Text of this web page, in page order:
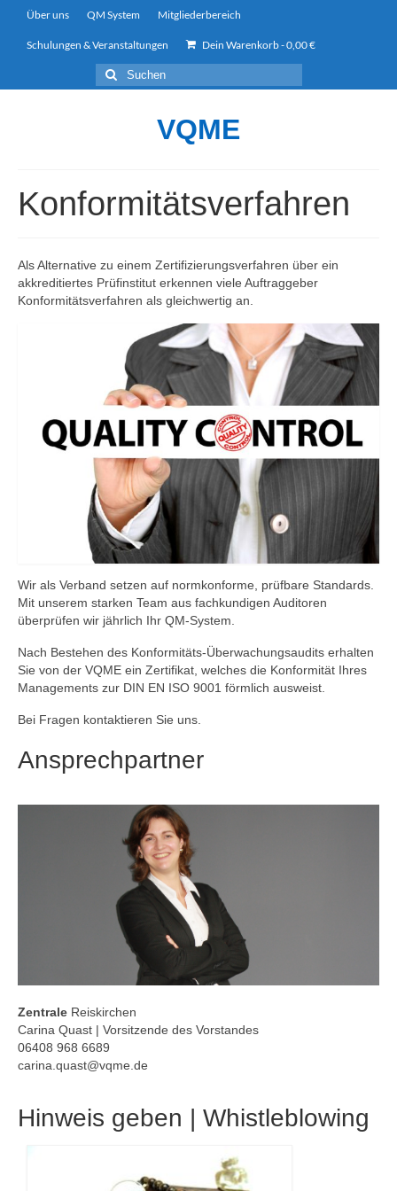
Über uns QM System Mitgliederbereich
Schulungen & Veranstaltungen Dein Warenkorb-0,00€
Suchen
nach:
VQME
Konformitätsverfahren
Als Alternative zu einem Zertifizierungsverfahren über ein
akkreditiertes Prüfinstitut erkennen viele Auftraggeber
Konformitätsverfahren als gleichwertig an.
Wir als Verband setzen auf normkonforme, prüfbare Standards.
Mit unserem starken Team aus fachkundigen Auditoren
überprüfen wir jährlich Ihr QM-System.
Nach Bestehen des Konformitäts-Überwachungsaudits erhalten
Sie von der VQME ein Zertifikat, welches die Konformität Ihres
Managements zur DIN EN ISO 9001 förmlich ausweist.
Bei Fragen kontaktieren Sie uns.
Ansprechpartner
Zentrale Reiskirchen
Carina Quast | Vorsitzende des Vorstandes
06408 968 6689
carina.quast@vqme.de
Hinweis geben | Whistleblowing